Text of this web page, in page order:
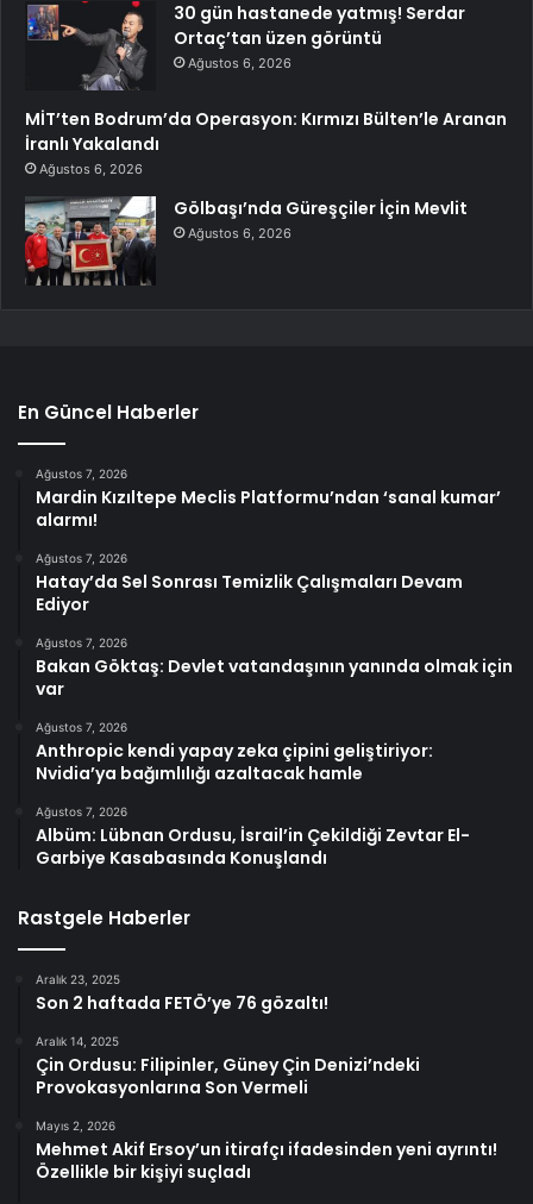
30 gün hastanede yatmış! Serdar
Ortaç’tan üzen görüntü
Ağustos 6, 2026
MİT’ten Bodrum’da Operasyon: Kırmızı Bülten’le Aranan
İranlı Yakalandı
Ağustos 6, 2026
Gölbaşı’nda Güreşçiler İçin Mevlit
Ağustos 6, 2026
En Güncel Haberler
Ağustos 7, 2026
Mardin Kızıltepe Meclis Platformu’ndan ‘sanal kumar’
alarmı!
Ağustos 7, 2026
Hatay’da Sel Sonrası Temizlik Çalışmaları Devam
Ediyor
Ağustos 7, 2026
Bakan Göktaş: Devlet vatandaşının yanında olmak için
var
Ağustos 7, 2026
Anthropic kendi yapay zeka çipini geliştiriyor:
Nvidia’ya bağımlılığı azaltacak hamle
Ağustos 7, 2026
Albüm: Lübnan Ordusu, İsrail’in Çekildiği Zevtar El-
Garbiye Kasabasında Konuşlandı
Rastgele Haberler
Aralık 23, 2025
Son 2 haftada FETÖ’ye 76 gözaltı!
Aralık 14, 2025
Çin Ordusu: Filipinler, Güney Çin Denizi’ndeki
Provokasyonlarına Son Vermeli
Mayıs 2, 2026
Mehmet Akif Ersoy’un itirafçı ifadesinden yeni ayrıntı!
Özellikle bir kişiyi suçladı